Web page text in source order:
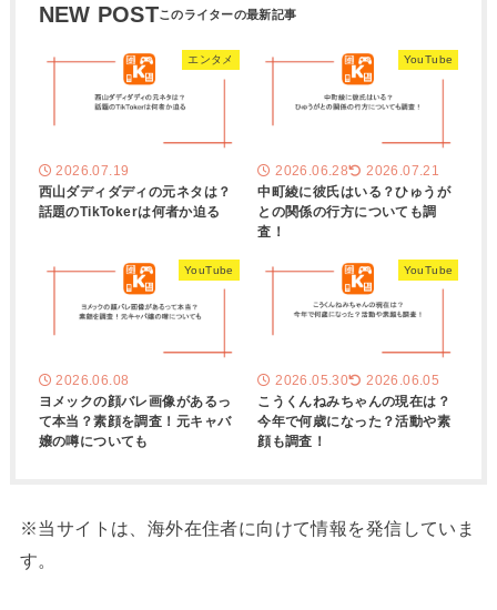
NEW POST
エンタメ
2026.07.19
西山ダディダディの元ネタは？
話題のTikTokerは何者か迫る
YouTube
2026.06.28 2026.07.21
中町綾に彼氏はいる？ひゅうが
との関係の行方についても調
査！
YouTube
2026.06.08
ヨメックの顔バレ画像があるっ
て本当？素顔を調査！元キャバ
嬢の噂についても
YouTube
2026.05.30 2026.06.05
こうくんねみちゃんの現在は？
今年で何歳になった？活動や素
顔も調査！
※当サイトは、海外在住者に向けて情報を発信していま
す。